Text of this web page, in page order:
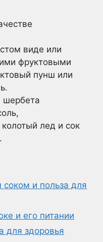
виде или
фруктовыми
пунш или
шербета
лед и сок
и польза для
и его питании
для здоровья